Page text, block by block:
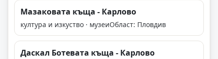
Мазаковата къща - Карлово
култура и изкуство · музеиОбласт: Пловдив
Даскал Ботевата къща - Карлово